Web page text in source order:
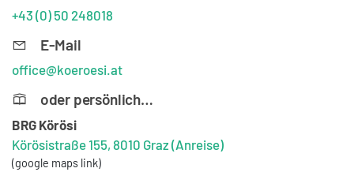
+43 (0) 50 248018
E-Mail
office@koeroesi.at
oder persönlich…
BRG Körösi
Körösistraße 155, 8010 Graz (Anreise)
(google maps link)